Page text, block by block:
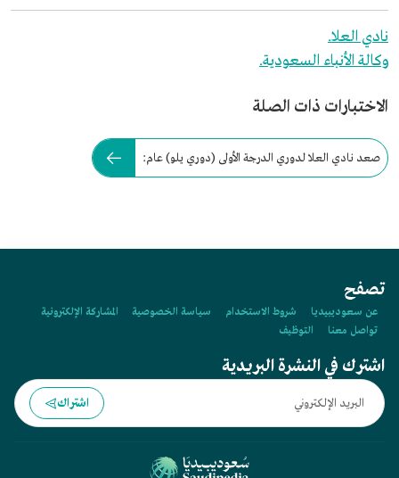
نادي العلا.
وكالة الأنباء السعودية.
الاختبارات ذات الصلة
صعد نادي العلا لدوري الدرجة الأولى (دوري يلو) عام:
تصفح
عن سعوديبيديا شروط الاستخدام سياسة الخصوصية
المشاركة الإلكترونية
تواصل معنا
التوظيف
اشترك في النشرة البريدية
اشتراك